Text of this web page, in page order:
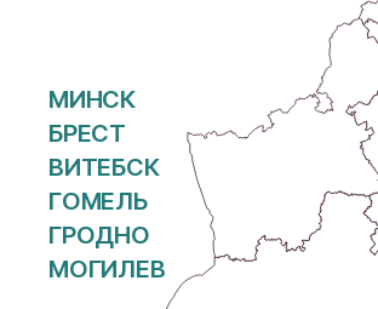
МИНСК
БРЕСТ
ВИТЕБСК
ГОМЕЛЬ
ГРОДНО
МОГИЛЕВ